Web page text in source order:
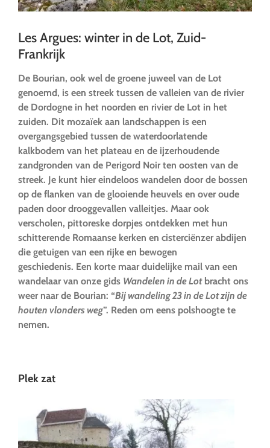
Les Argues: winter in de Lot, Zuid-
Frankrijk
De Bourian, ook wel de groene juweel van de Lot
genoemd, is een streek tussen de valleien van de rivier
de Dordogne in het noorden en rivier de Lot in het
zuiden. Dit mozaïek aan landschappen is een
overgangsgebied tussen de waterdoorlatende
kalkbodem van het plateau en de ijzerhoudende
zandgronden van de Perigord Noir ten oosten van de
streek. Je kunt hier eindeloos wandelen door de bossen
op de flanken van de glooiende heuvels en over oude
paden door drooggevallen valleitjes. Maar ook
verscholen, pittoreske dorpjes ontdekken met hun
schitterende Romaanse kerken en cisterciënzer abdijen
die getuigen van een rijke en bewogen
geschiedenis. Een korte maar duidelijke mail van een
wandelaar van onze gids Wandelen in de Lotbracht ons
weer naar de Bourian: “Bij wandeling 23 in de Lot zijn de
houten vlonders weg”. Reden om eens polshoogte te
nemen.
Plek zat